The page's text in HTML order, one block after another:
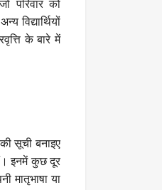
परिवार को
विद्यार्थियों
के बारे में
सूची बनाइए
इनमें कुछ दूर
मातृभाषा या